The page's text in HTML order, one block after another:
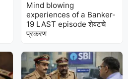
Mind blowing
experiences of a Banker-
19 LAST episode शेवटचे
प्रकरण